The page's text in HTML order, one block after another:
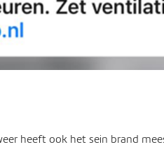
heeft ook het sein brand